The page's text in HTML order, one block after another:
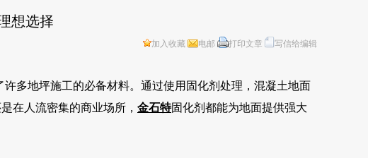
想选择
加入收藏 电邮 打印文章 写信给编辑
许多地坪施工的必备材料。通过使用固化剂处理，混凝土地面
在人流密集的商业场所， 金石特固化剂都能为地面提供强大